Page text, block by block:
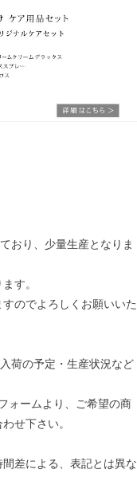
おり、少量生産となりま
す。
のでよろしくお願いいた
荷の予定・生産状況など
ォームより、ご希望の商
せ下さい。
差による、表記とは異な